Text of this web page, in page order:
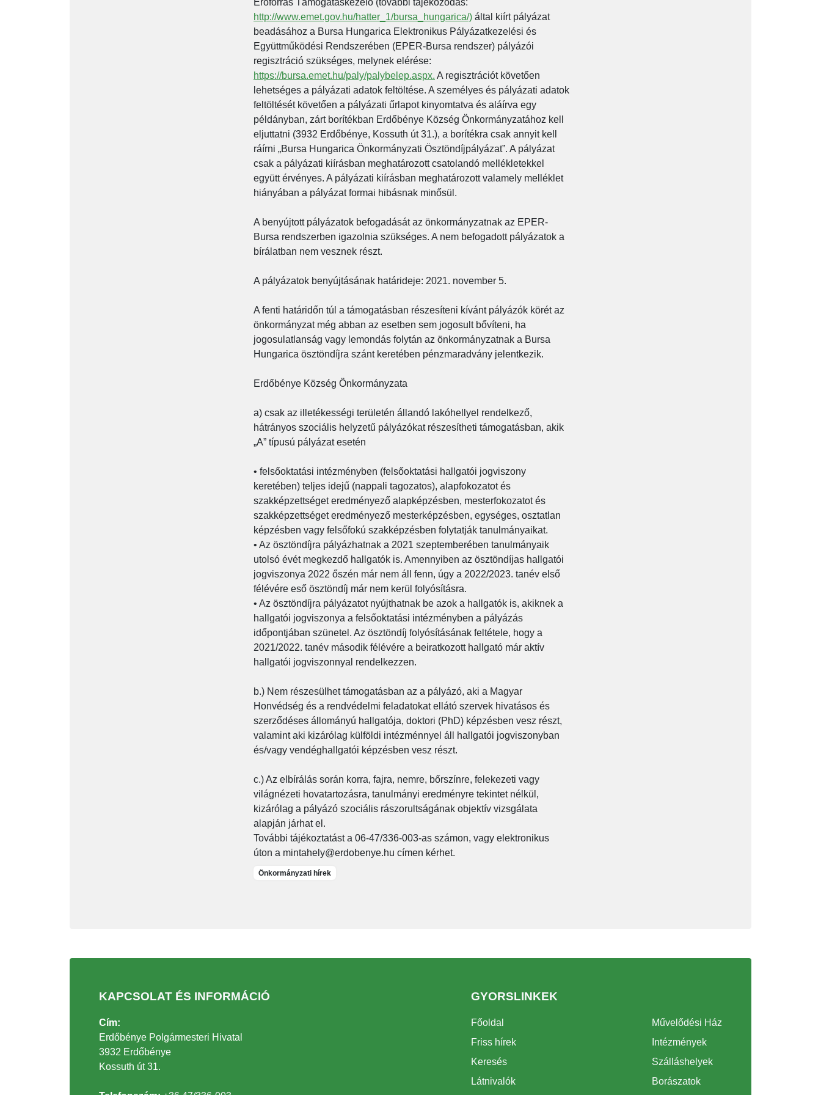
Erőforrás Támogatáskezelő (további tájékozódás:
http://www.emet.gov.hu/hatter_1/bursa_hungarica/) által kiírt pályázat
beadásához a Bursa Hungarica Elektronikus Pályázatkezelési és
Együttműködési Rendszerében (EPER-Bursa rendszer) pályázói
regisztráció szükséges, melynek elérése:
https://bursa.emet.hu/paly/palybelep.aspx. A regisztrációt követően
lehetséges a pályázati adatok feltöltése. A személyes és pályázati adatok
feltöltését követően a pályázati űrlapot kinyomtatva és aláírva egy
példányban, zárt borítékban Erdőbénye Község Önkormányzatához kell
eljuttatni (3932 Erdőbénye, Kossuth út 31.), a borítékra csak annyit kell
ráírni „Bursa Hungarica Önkormányzati Ösztöndíjpályázat”. A pályázat
csak a pályázati kiírásban meghatározott csatolandó mellékletekkel
együtt érvényes. A pályázati kiírásban meghatározott valamely melléklet
hiányában a pályázat formai hibásnak minősül.
A benyújtott pályázatok befogadását az önkormányzatnak az EPER-
Bursa rendszerben igazolnia szükséges. A nem befogadott pályázatok a
bírálatban nem vesznek részt.
A pályázatok benyújtásának határideje: 2021. november 5.
A fenti határidőn túl a támogatásban részesíteni kívánt pályázók körét az
önkormányzat még abban az esetben sem jogosult bővíteni, ha
jogosulatlanság vagy lemondás folytán az önkormányzatnak a Bursa
Hungarica ösztöndíjra szánt keretében pénzmaradvány jelentkezik.
Erdőbénye Község Önkormányzata
a) csak az illetékességi területén állandó lakóhellyel rendelkező,
hátrányos szociális helyzetű pályázókat részesítheti támogatásban, akik
„A” típusú pályázat esetén
• felsőoktatási intézményben (felsőoktatási hallgatói jogviszony
keretében) teljes idejű (nappali tagozatos), alapfokozatot és
szakképzettséget eredményező alapképzésben, mesterfokozatot és
szakképzettséget eredményező mesterképzésben, egységes, osztatlan
képzésben vagy felsőfokú szakképzésben folytatják tanulmányaikat.
• Az ösztöndíjra pályázhatnak a 2021 szeptemberében tanulmányaik
utolsó évét megkezdő hallgatók is. Amennyiben az ösztöndíjas hallgatói
jogviszonya 2022 őszén már nem áll fenn, úgy a 2022/2023. tanév első
félévére eső ösztöndíj már nem kerül folyósításra.
• Az ösztöndíjra pályázatot nyújthatnak be azok a hallgatók is, akiknek a
hallgatói jogviszonya a felsőoktatási intézményben a pályázás
időpontjában szünetel. Az ösztöndíj folyósításának feltétele, hogy a
2021/2022. tanév második félévére a beiratkozott hallgató már aktív
hallgatói jogviszonnyal rendelkezzen.
b.) Nem részesülhet támogatásban az a pályázó, aki a Magyar
Honvédség és a rendvédelmi feladatokat ellátó szervek hivatásos és
szerződéses állományú hallgatója, doktori (PhD) képzésben vesz részt,
valamint aki kizárólag külföldi intézménnyel áll hallgatói jogviszonyban
és/vagy vendéghallgatói képzésben vesz részt.
c.) Az elbírálás során korra, fajra, nemre, bőrszínre, felekezeti vagy
világnézeti hovatartozásra, tanulmányi eredményre tekintet nélkül,
kizárólag a pályázó szociális rászorultságának objektív vizsgálata
alapján járhat el.
További tájékoztatást a 06-47/336-003-as számon, vagy elektronikus
úton a mintahely@erdobenye.hu címen kérhet.
Önkormányzati hírek
KAPCSOLAT ÉS INFORMÁCIÓ
Cím:
Erdőbénye Polgármesteri Hivatal
3932 Erdőbénye
Kossuth út 31.
GYORSLINKEK
Főoldal
Friss hírek
Keresés
Látnivalók
Művelődési Ház
Intézmények
Szálláshelyek
Borászatok